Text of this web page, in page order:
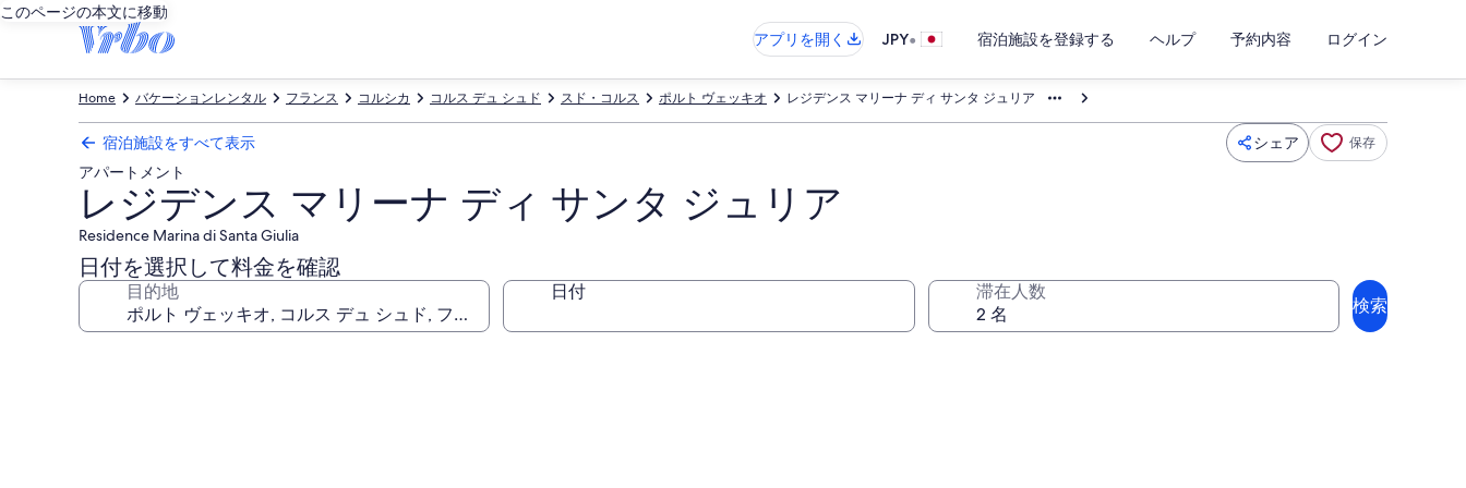
このページの本文に移動
アプリを開く
JPY• 宿泊施設を登録する ヘルプ 予約内容 ログイン
レジデンス マリーナ ディ サンタ ジュリア
ポルト ヴェッキオ
スド・コルス
コルス デュ シュド
コルシカ
フランス
バケーションレンタル
Home
宿泊施設をすべて表示 シェア 保存
アパートメント
レジデンス マリーナ ディ サンタ ジュリア
Residence Marina di Santa Giulia
日付を選択して料金を確認
目的地 日付 滞在人数
検索